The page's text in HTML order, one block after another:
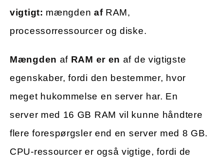
vigtigt: mængden afRAM,
processorressourcer og diske.
Mængden af RAM er en af de vigtigste
egenskaber, fordi den bestemmer, hvor
meget hukommelse en server har. En
server med 16 GB RAM vil kunne håndtere
flere forespørgsler end en server med 8 GB.
CPU-ressourcer er også vigtige, fordi de